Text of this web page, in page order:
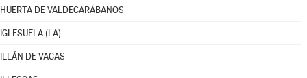
HUERTA DE VALDECARÁBANOS
IGLESUELA (LA)
ILLÁN DE VACAS